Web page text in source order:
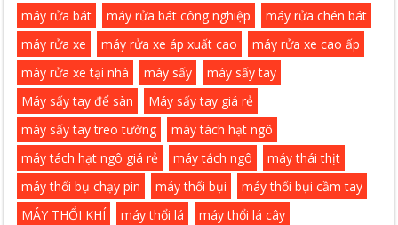
máy rửa bát
máy rửa bát công nghiệp
máy rửa chén bát
máy rửa xe
máy rửa xe áp xuất cao
máy rửa xe cao ấp
máy rửa xe tại nhà
máy sấy
máy sấy tay
Máy sấy tay để sàn
Máy sấy tay giá rẻ
máy sấy tay treo tường
máy tách hạt ngô
máy tách hạt ngô giá rẻ
máy tách ngô
máy thái thịt
máy thổi bụ chạy pin
máy thổi bụi
máy thổi bụi cầm tay
MÁY THỔI KHÍ
máy thổi lá
máy thổi lá cây